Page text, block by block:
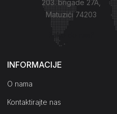
203. brigade 27A,
Matuzići 74203
Kako do nas?
INFORMACIJE
O nama
Kontaktirajte nas